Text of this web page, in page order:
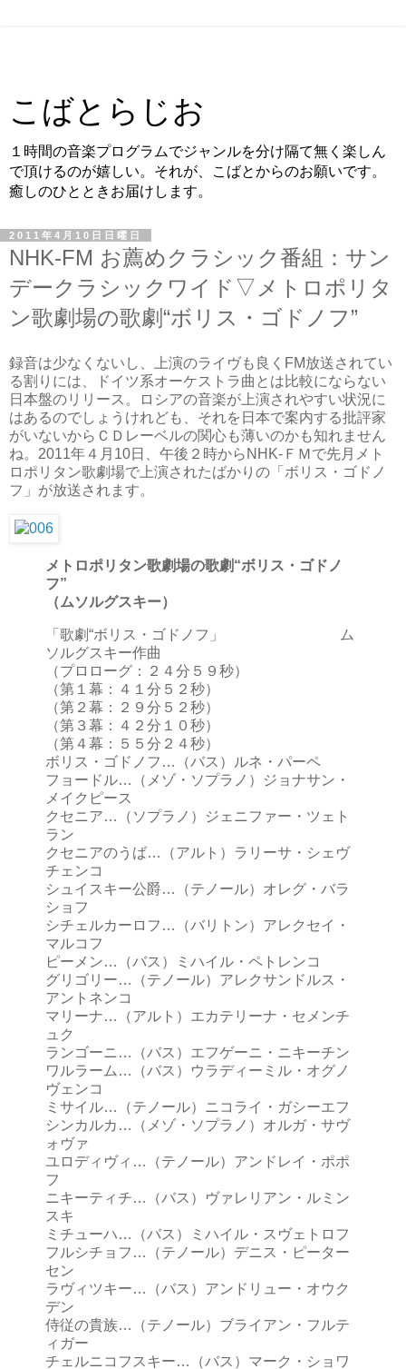
こばとらじお
１時間の音楽プログラムでジャンルを分け隔て無く楽しん
で頂けるのが嬉しい。それが、こばとからのお願いです。
癒しのひとときお届けします。
2011年4月10日日曜日
NHK-FM お薦めクラシック番組：サン
デークラシックワイド▽メトロポリタ
ン歌劇場の歌劇“ボリス・ゴドノフ”
録音は少なくないし、上演のライヴも良くFM放送されてい
る割りには、ドイツ系オーケストラ曲とは比較にならない
日本盤のリリース。ロシアの音楽が上演されやすい状況に
はあるのでしょうけれども、それを日本で案内する批評家
がいないからＣＤレーベルの関心も薄いのかも知れません
ね。2011年４月10日、午後２時からNHK-ＦＭで先月メト
ロポリタン歌劇場で上演されたばかりの「ボリス・ゴドノ
フ」が放送されます。
メトロポリタン歌劇場の歌劇“ボリス・ゴドノ
フ”
（ムソルグスキー）
「歌劇“ボリス・ゴドノフ」 ム
ソルグスキー作曲
（プロローグ：２４分５９秒）
（第１幕：４１分５２秒）
（第２幕：２９分５２秒）
（第３幕：４２分１０秒）
（第４幕：５５分２４秒）
ボリス・ゴドノフ…（バス）ルネ・パーペ
フョードル…（メゾ・ソプラノ）ジョナサン・
メイクピース
クセニア…（ソプラノ）ジェニファー・ツェト
ラン
クセニアのうば…（アルト）ラリーサ・シェヴ
チェンコ
シュイスキー公爵…（テノール）オレグ・バラ
ショフ
シチェルカーロフ…（バリトン）アレクセイ・
マルコフ
ピーメン…（バス）ミハイル・ペトレンコ
グリゴリー…（テノール）アレクサンドルス・
アントネンコ
マリーナ…（アルト）エカテリーナ・セメンチ
ュク
ランゴーニ…（バス）エフゲーニ・ニキーチン
ワルラーム…（バス）ウラディーミル・オグノ
ヴェンコ
ミサイル…（テノール）ニコライ・ガシーエフ
シンカルカ…（メゾ・ソプラノ）オルガ・サヴ
ォヴァ
ユロディヴィ…（テノール）アンドレイ・ポポ
フ
ニキーティチ…（バス）ヴァレリアン・ルミン
スキ
ミチューハ…（バス）ミハイル・スヴェトロフ
フルシチョフ…（テノール）デニス・ピーター
セン
ラヴィツキー…（バス）アンドリュー・オウク
デン
侍従の貴族…（テノール）ブライアン・フルテ
ィガー
チェルニコフスキー…（バス）マーク・ショワ